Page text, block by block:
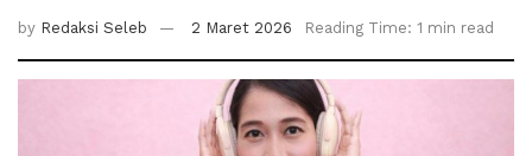
by Redaksi Seleb 2 Maret 2026 Reading Time: 1 min read